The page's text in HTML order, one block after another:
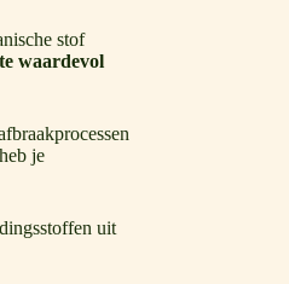
stof
waardevol
je
uit